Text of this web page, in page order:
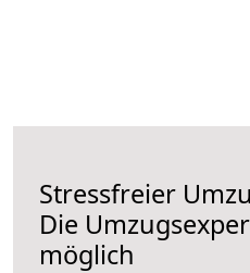
Stressfreier
Die
möglich